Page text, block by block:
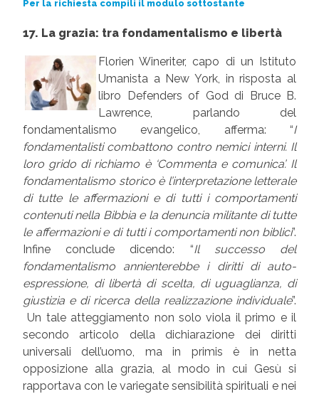
Per la richiesta compili il modulo sottostante
17. La grazia: tra fondamentalismo e libertà
Florien Wineriter, capo di un Istituto
Umanista a New York, in risposta al
libro Defenders of God di Bruce B.
Lawrence, parlando del
fondamentalismo evangelico, afferma: “I
fondamentalisti combattono contro nemici interni. Il
loro grido di richiamo è ‘Commenta e comunica’. Il
fondamentalismo storico è l’interpretazione letterale
di tutte le affermazioni e di tutti i comportamenti
contenuti nella Bibbia e la denuncia militante di tutte
le affermazioni e di tutti i comportamenti non biblici”.
Infine conclude dicendo: “Il successo del
fondamentalismo annienterebbe i diritti di auto-
espressione, di libertà di scelta, di uguaglianza, di
giustizia e di ricerca della realizzazione individuale”.
Un tale atteggiamento non solo viola il primo e il
secondo articolo della dichiarazione dei diritti
universali dell’uomo, ma in primis è in netta
opposizione alla grazia, al modo in cui Gesù si
rapportava con le variegate sensibilità spirituali e nei